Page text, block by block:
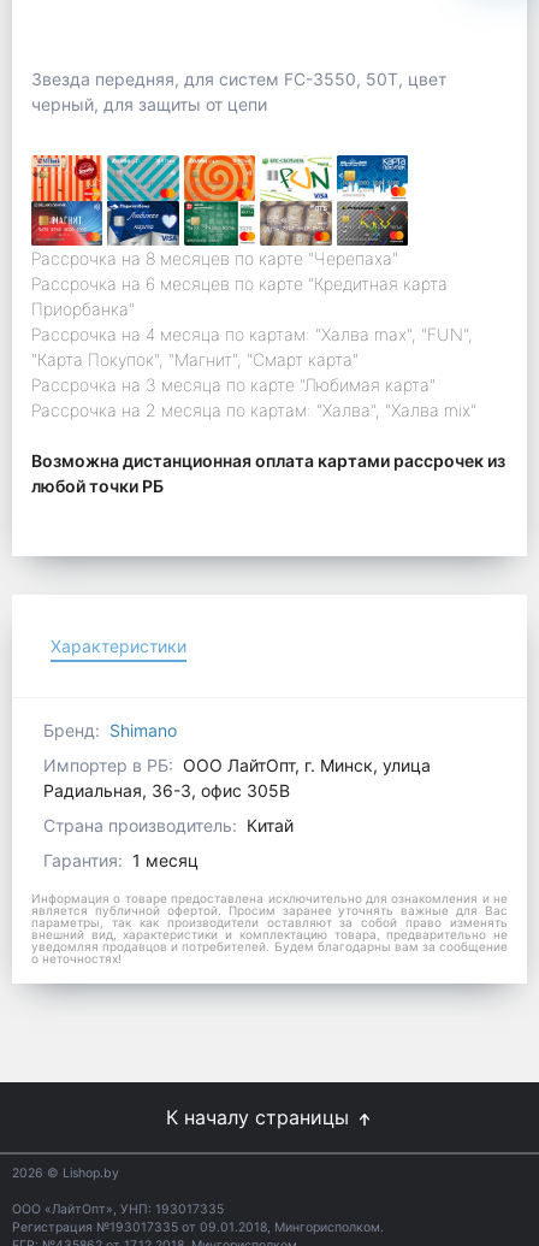
Звезда передняя, для систем FC-3550, 50T, цвет
черный, для защиты от цепи
Рассрочка на 8 месяцев по карте "Черепаха"
Рассрочка на 6 месяцев по карте "Кредитная карта
Приорбанка"
Рассрочка на 4 месяца по картам: "Халва max", "FUN",
"Карта Покупок", "Магнит", "Смарт карта"
Рассрочка на 3 месяца по карте "Любимая карта"
Рассрочка на 2 месяца по картам: "Халва", "Халва mix"
Возможна дистанционная оплата картами рассрочек из
любой точки РБ
Характеристики
Бренд: Shimano
Импортер в РБ: ООО ЛайтОпт, г. Минск, улица
Радиальная, 36-3, офис 305В
Страна производитель: Китай
Гарантия: 1 месяц
Информация о товаре предоставлена исключительно для ознакомления и не
является публичной офертой. Просим заранее уточнять важные для Вас
параметры, так как производители оставляют за собой право изменять
внешний вид, характеристики и комплектацию товара, предварительно не
уведомляя продавцов и потребителей. Будем благодарны вам за сообщение
о неточностях!
К началу страницы
2026 © Lishop.by
ООО «ЛайтОпт», УНП: 193017335
Регистрация №193017335 от 09.01.2018, Мингорисполком.